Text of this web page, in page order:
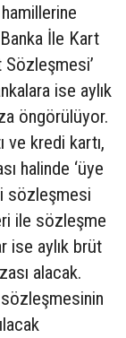
hamillerine
İle Kart
Sözleşmesi’
ise aylık
öngörülüyor.
ve kredi kartı,
halinde ‘üye
sözleşmesi
ile sözleşme
ise aylık brüt
alacak.
sözleşmesinin